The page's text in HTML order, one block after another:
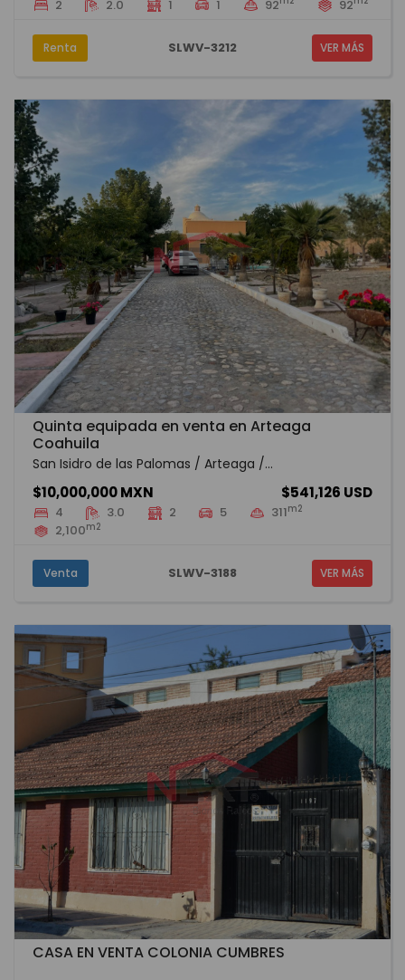
2 2.0 1 1 92 92
Renta SLWV-3212 VER MÁS
Quinta equipada en venta en Arteaga
Coahuila
San Isidro de las Palomas / Arteaga /...
$10,000,000 MXN $541,126 USD
4 3.0 2 5 311m2
2,100m2
Venta SLWV-3188 VER MÁS
CASA EN VENTA COLONIA CUMBRES